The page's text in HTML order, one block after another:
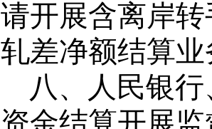
请开展含离岸
轧差净额结算
八、人民银